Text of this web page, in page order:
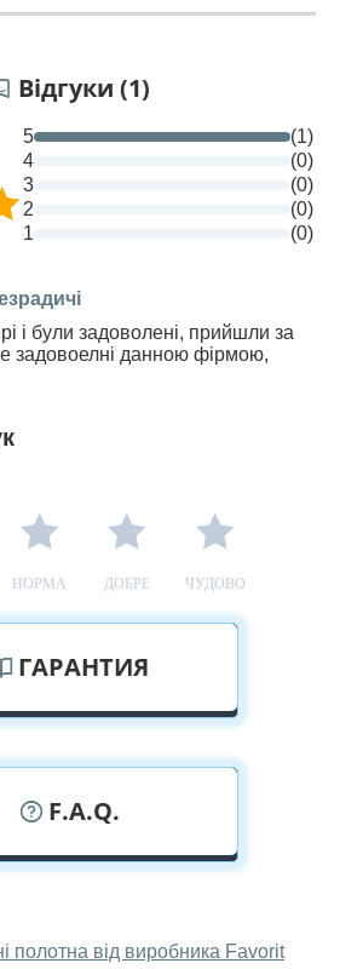
Відгуки (1)
5
(1)
4
(0)
3
(0)
2
(0)
1
(0)
і були задоволені, прийшли за
задовоелні данною фірмою,
НОРМА ДОБРЕ ЧУДОВО
ГАРАНТИЯ
F.A.Q.
наживо?
полотна від виробника Favorit